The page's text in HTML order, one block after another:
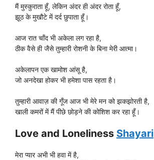
मैं मुस्कुराता हूँ, लेकिन अंदर ही अंदर रोता हूँ,
झूठ के मुखौटे में दर्द छुपाता हूँ।
आज रात चाँद भी अकेला लग रहा है,
ठीक वैसे ही जैसे तुम्हारी रोशनी के बिना मेरी आत्मा।
अकेलापन एक खामोश आंसू है,
जो अनदेखा होकर भी हमेशा पास रहता है।
तुम्हारी आवाज़ की गूँज आज भी मेरे मन को झकझोरती है,
खाली कमरों में मैं पीछे छोड़ने की कोशिश कर रहा हूँ।
Love and Loneliness Shayari
मेरा प्यार अभी भी हवा में है,